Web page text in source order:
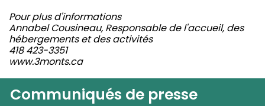
Pour plus d'informations
Annabel Cousineau, Responsable de l'accueil, des
hébergements et des activités
418 423-3351
www.3monts.ca
Communiqués de presse